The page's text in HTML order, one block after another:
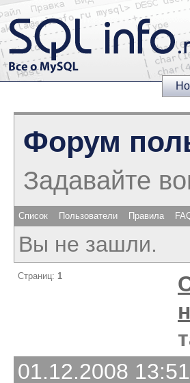
Форум
Задавайте
Список Пользователи Правила
Вы не зашли.
Страниц: 1
01.12.2008